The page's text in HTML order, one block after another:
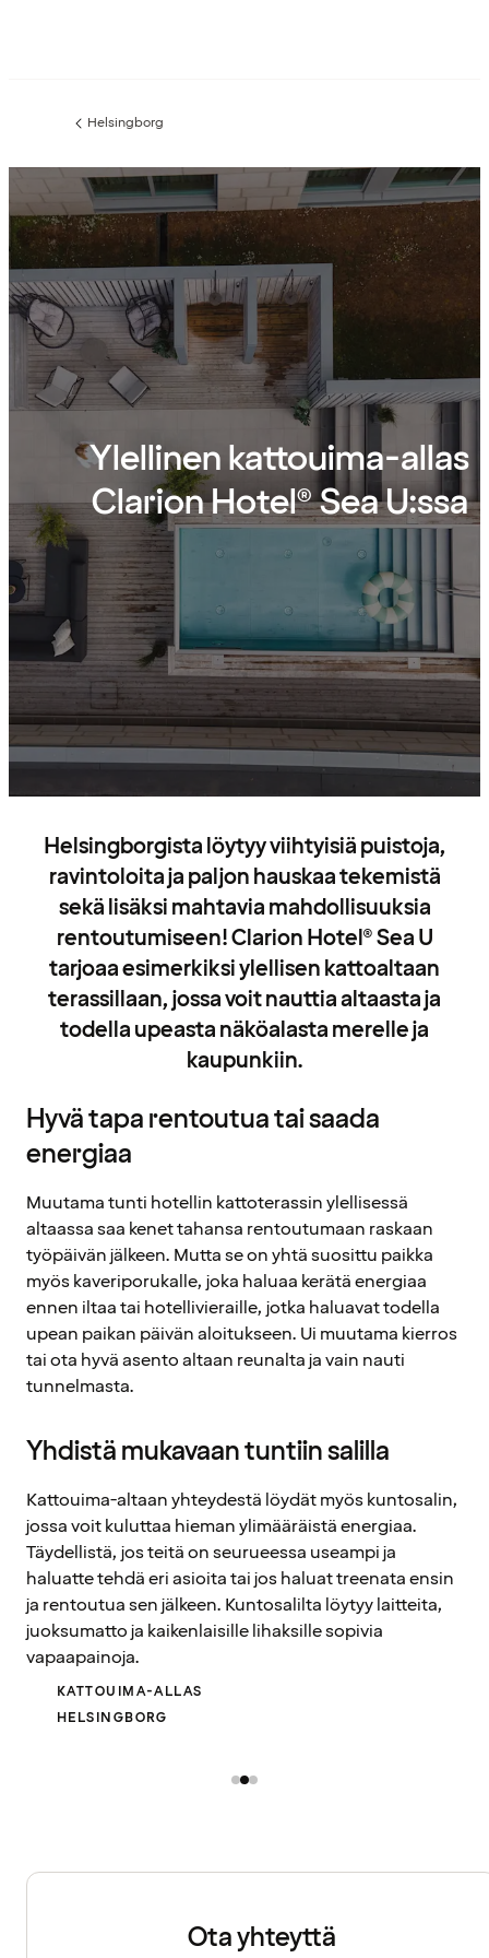
Edellinen
Helsingborg
Ylellinen kattouima-allas
Clarion Hotel® Sea U:ssa
Helsingborgista löytyy viihtyisiä puistoja,
ravintoloita ja paljon hauskaa tekemistä
sekä lisäksi mahtavia mahdollisuuksia
rentoutumiseen! Clarion Hotel® Sea U
tarjoaa esimerkiksi ylellisen kattoaltaan
terassillaan, jossa voit nauttia altaasta ja
todella upeasta näköalasta merelle ja
kaupunkiin.
Hyvä tapa rentoutua tai saada
energiaa
Muutama tunti hotellin kattoterassin ylellisessä
altaassa saa kenet tahansa rentoutumaan raskaan
työpäivän jälkeen. Mutta se on yhtä suosittu paikka
myös kaveriporukalle, joka haluaa kerätä energiaa
ennen iltaa tai hotellivieraille, jotka haluavat todella
upean paikan päivän aloitukseen. Ui muutama kierros
tai ota hyvä asento altaan reunalta ja vain nauti
tunnelmasta.
Yhdistä mukavaan tuntiin salilla
Kattouima-altaan yhteydestä löydät myös kuntosalin,
jossa voit kuluttaa hieman ylimääräistä energiaa.
Täydellistä, jos teitä on seurueessa useampi ja
haluatte tehdä eri asioita tai jos haluat treenata ensin
ja rentoutua sen jälkeen. Kuntosalilta löytyy laitteita,
juoksumatto ja kaikenlaisille lihaksille sopivia
vapaapainoja.
KATTOUIMA-ALLAS
HELSINGBORG
Ota yhteyttä